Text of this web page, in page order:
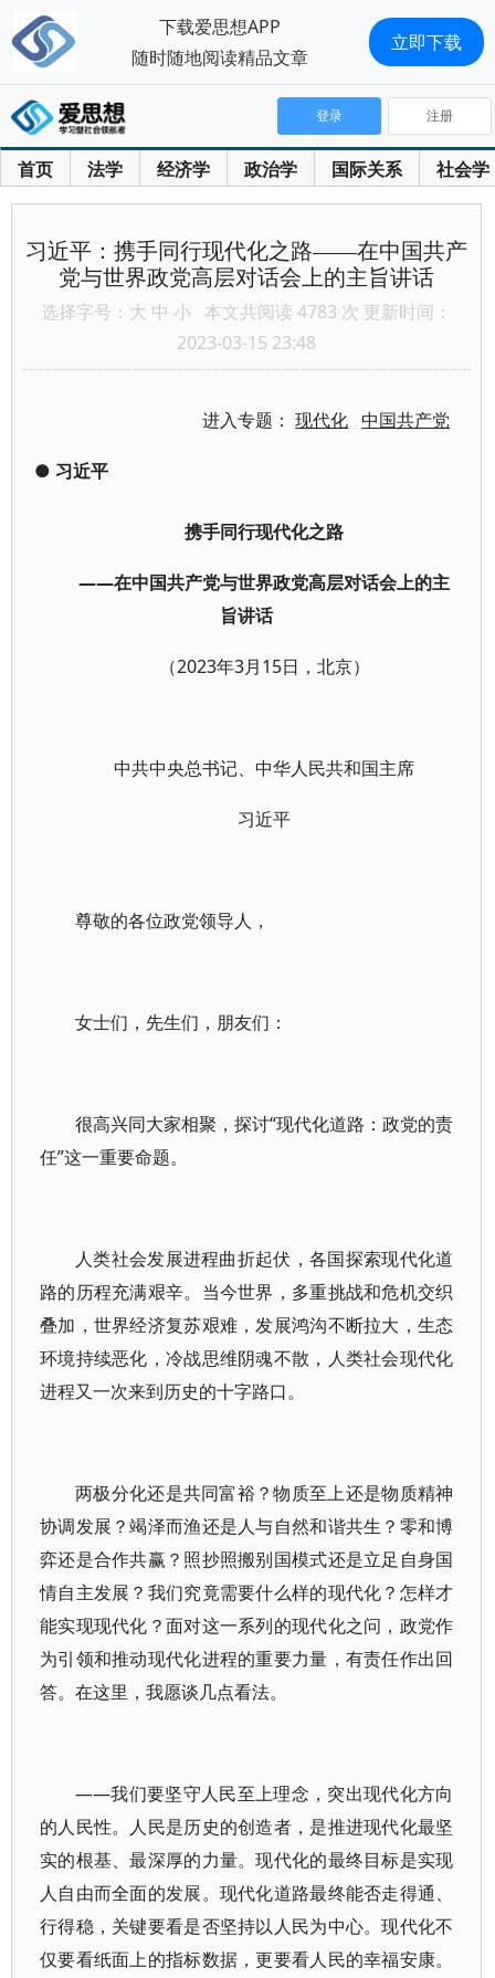
首页 法学 经济学 政治学 国际关系 社会学
登录 注册
习近平：携手同行现代化之路——在中国共产
党与世界政党高层对话会上的主旨讲话
选择字号： 大 中 小 本文共阅读 4783 次 更新时间：
2023-03-15 23:48
进入专题：现代化 中国共产党
● 习近平
携手同行现代化之路
——在中国共产党与世界政党高层对话会上的主
旨讲话
（2023年3月15日，北京）
中共中央总书记、中华人民共和国主席
习近平
尊敬的各位政党领导人，
女士们，先生们，朋友们：
很高兴同大家相聚，探讨“现代化道路：政党的责
任”这一重要命题。
人类社会发展进程曲折起伏，各国探索现代化道
路的历程充满艰辛。当今世界，多重挑战和危机交织
叠加，世界经济复苏艰难，发展鸿沟不断拉大，生态
环境持续恶化，冷战思维阴魂不散，人类社会现代化
进程又一次来到历史的十字路口。
两极分化还是共同富裕？物质至上还是物质精神
协调发展？竭泽而渔还是人与自然和谐共生？零和博
弈还是合作共赢？照抄照搬别国模式还是立足自身国
情自主发展？我们究竟需要什么样的现代化？怎样才
能实现现代化？面对这一系列的现代化之问，政党作
为引领和推动现代化进程的重要力量，有责任作出回
答。在这里，我愿谈几点看法。
——我们要坚守人民至上理念，突出现代化方向
的人民性。人民是历史的创造者，是推进现代化最坚
实的根基、最深厚的力量。现代化的最终目标是实现
人自由而全面的发展。现代化道路最终能否走得通、
行得稳，关键要看是否坚持以人民为中心。现代化不
仅要看纸面上的指标数据，更要看人民的幸福安康。
下载爱思想APP
随时随地阅读精品文章
立即下载